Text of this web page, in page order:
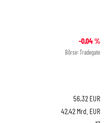
-0,04%
Börse: Tradegate
56,32 EUR
42,42 Mrd. EUR